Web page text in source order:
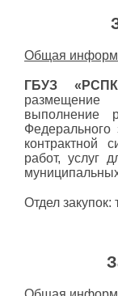
Общая
ГБУЗ
размещение
выполнение
контрактной
работ, услуг
Отдел закупок: